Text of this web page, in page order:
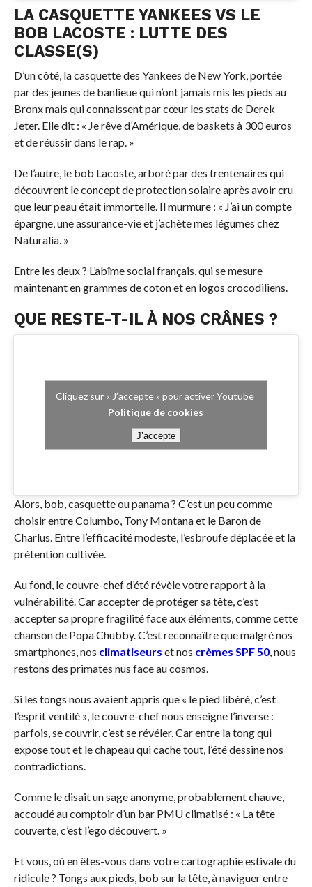
LA CASQUETTE YANKEES VS LE
BOB LACOSTE : LUTTE DES
CLASSE(S)
D’un côté, la casquette des Yankees de New York, portée
par des jeunes de banlieue qui n’ont jamais mis les pieds au
Bronx mais qui connaissent par cœur les stats de Derek
Jeter. Elle dit : « Je rêve d’Amérique, de baskets à 300 euros
et de réussir dans le rap. »
De l’autre, le bob Lacoste, arboré par des trentenaires qui
découvrent le concept de protection solaire après avoir cru
que leur peau était immortelle. Il murmure : « J’ai un compte
épargne, une assurance-vie et j’achète mes légumes chez
Naturalia. »
Entre les deux ? L’abîme social français, qui se mesure
maintenant en grammes de coton et en logos crocodiliens.
QUE RESTE-T-IL À NOS CRÂNES ?
Cliquez sur « J’accepte » pour activer Youtube
Politique de cookies
J’accepte
Alors, bob, casquette ou panama ? C’est un peu comme
choisir entre Columbo, Tony Montana et le Baron de
Charlus. Entre l’efficacité modeste, l’esbroufe déplacée et la
prétention cultivée.
Au fond, le couvre-chef d’été révèle votre rapport à la
vulnérabilité. Car accepter de protéger sa tête, c’est
accepter sa propre fragilité face aux éléments, comme cette
chanson de Popa Chubby. C’est reconnaître que malgré nos
smartphones, nos climatiseurs et nos crèmes SPF 50, nous
restons des primates nus face au cosmos.
Si les tongs nous avaient appris que « le pied libéré, c’est
l’esprit ventilé », le couvre-chef nous enseigne l’inverse :
parfois, se couvrir, c’est se révéler. Car entre la tong qui
expose tout et le chapeau qui cache tout, l’été dessine nos
contradictions.
Comme le disait un sage anonyme, probablement chauve,
accoudé au comptoir d’un bar PMU climatisé : « La tête
couverte, c’est l’ego découvert. »
Et vous, où en êtes-vous dans votre cartographie estivale du
ridicule ? Tongs aux pieds, bob sur la tête, à naviguer entre